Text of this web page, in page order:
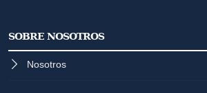
SOBRE NOSOTROS
Nosotros